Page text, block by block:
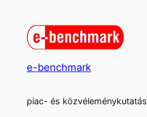
e-benchmark
piac- és közvéleménykutatás